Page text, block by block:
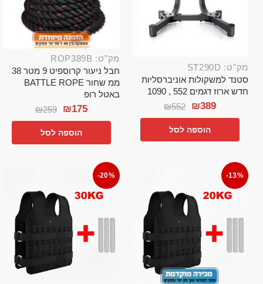
מק"ט: ST290D
סטנד למשקולות אוניברסליות
חדש ארוז דגמים 552 , 1090
₪552 ₪389
הוספה לסל
מק"ט: ROP389B
חבל ניעור קרוספיט 9 מטר 38
ממ שחור BATTLE ROPE
באטל רופ
₪259 ₪175
הוספה לסל
-13%
-20%